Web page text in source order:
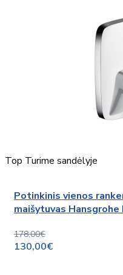
Top Turime sandėlyje
Potinkinis vienos
maišytuvas
178,00€
130,00€